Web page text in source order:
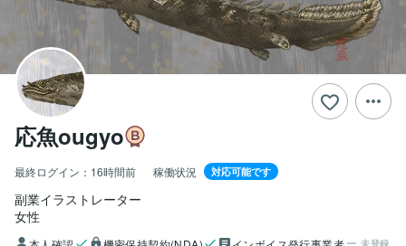
応魚ougyo
最終ログイン： 16時間前 稼働状況 対応可能です
副業イラストレーター
女性
未登録